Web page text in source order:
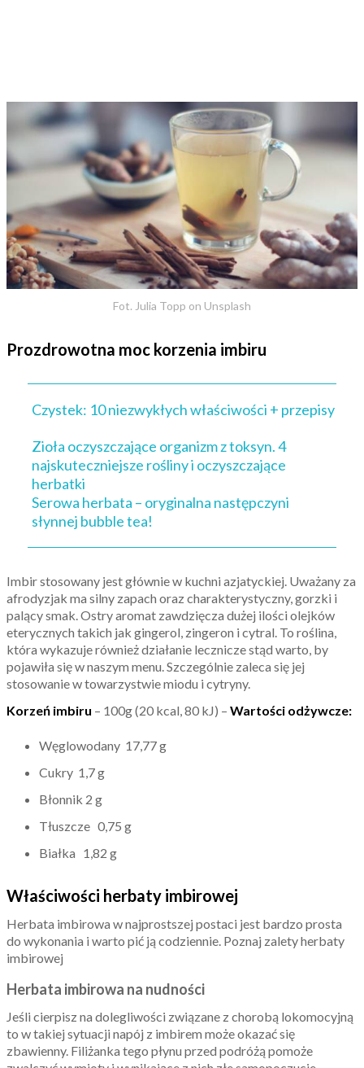
Fot. Julia Topp on Unsplash
Prozdrowotna moc korzenia imbiru
Czystek: 10 niezwykłych właściwości + przepisy
Zioła oczyszczające organizm z toksyn. 4
najskuteczniejsze rośliny i oczyszczające
herbatki
Serowa herbata – oryginalna następczyni
słynnej bubble tea!
Imbir stosowany jest głównie w kuchni azjatyckiej. Uważany za
afrodyzjak ma silny zapach oraz charakterystyczny, gorzki i
palący smak. Ostry aromat zawdzięcza dużej ilości olejków
eterycznych takich jak gingerol, zingeron i cytral. To roślina,
która wykazuje również działanie lecznicze stąd warto, by
pojawiła się w naszym menu. Szczególnie zaleca się jej
stosowanie w towarzystwie miodu i cytryny.
Korzeń imbiru – 100g (20 kcal, 80 kJ) – Wartości odżywcze:
Węglowodany 17,77 g
Cukry 1,7 g
Błonnik 2 g
Tłuszcze 0,75 g
Białka 1,82 g
Właściwości herbaty imbirowej
Herbata imbirowa w najprostszej postaci jest bardzo prosta
do wykonania i warto pić ją codziennie. Poznaj zalety herbaty
imbirowej
Herbata imbirowa na nudności
Jeśli cierpisz na dolegliwości związane z chorobą lokomocyjną
to w takiej sytuacji napój z imbirem może okazać się
zbawienny. Filiżanka tego płynu przed podróżą pomoże